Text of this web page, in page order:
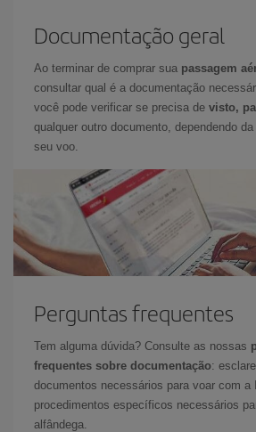
Documentação geral
Ao terminar de comprar sua passagem
consultar qual é a documentação
você pode verificar se precisa de visto,
qualquer outro documento, dependendo
seu voo.
Perguntas frequentes
Tem alguma dúvida? Consulte as nossas
frequentes sobre documentação:
documentos necessários para voar com a
procedimentos específicos necessários
alfândega.